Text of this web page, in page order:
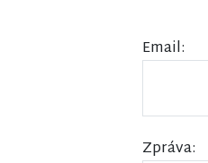
Email:
Zpráva: